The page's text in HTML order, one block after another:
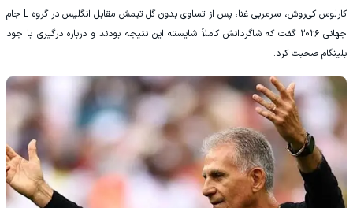
کارلوس کی‌روش، سرمربی غنا، پس از تساوی بدون گل تیمش مقابل انگلیس در گروه L جام
جهانی ۲۰۲۶ گفت که شاگردانش کاملاً شایسته این نتیجه بودند و درباره درگیری با جود
بلینگام صحبت کرد.